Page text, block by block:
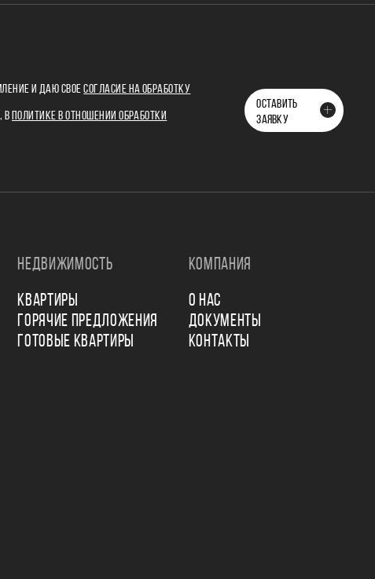
И ДАЮ СВОЕСОГЛАСИЕ НА ОБРАБОТКУ
ВПОЛИТИКЕ В ОТНОШЕНИИ ОБРАБОТКИ
ОСТАВИТЬ
ЗАЯВКУ
НЕДВИЖИМОСТЬ
КВАРТИРЫ
ГОРЯЧИЕ ПРЕДЛОЖЕНИЯ
ГОТОВЫЕ КВАРТИРЫ
КОМПАНИЯ
О НАС
ДОКУМЕНТЫ
КОНТАКТЫ